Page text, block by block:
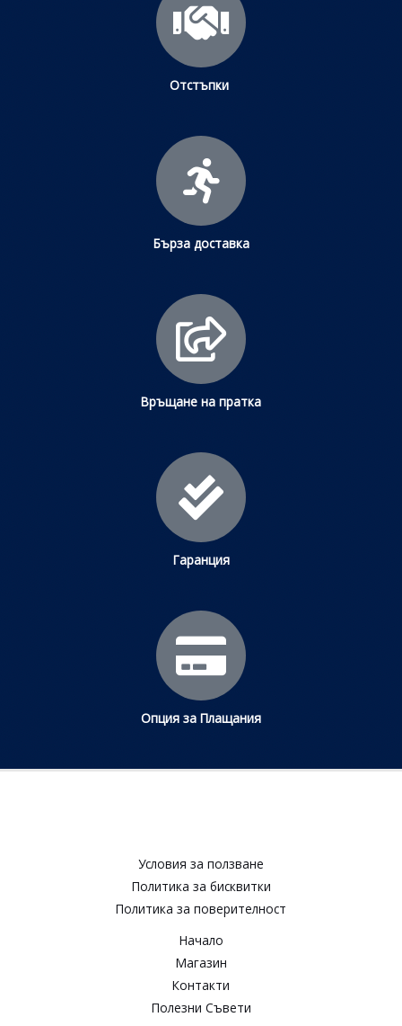
Отстъпки
Бърза доставка
Връщане на пратка
Гаранция
Опция за Плащания
Условия за ползване​
Политика за бисквитки​
Политика за поверителност​
Начало
Магазин
Контакти
Полезни Съвети